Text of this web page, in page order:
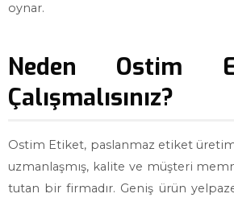
oynar.
Neden Ostim
Çalışmalısınız?
Ostim Etiket, paslanmaz etiket
uzmanlaşmış, kalite ve müşteri
tutan bir firmadır. Geniş ürün